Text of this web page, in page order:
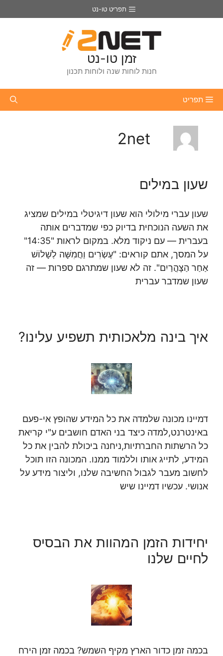
לתוכן
תפריט טו-נט
זמן טו-נט
חנות לוחות שנה ולוחות תכנון
תפריט
2net
שעון במילים
שעון עברי מילולי הוא שעון דיגיטלי במילים שמציג
את השעה הנוכחית בדיוק כפי שמדברים אותה
בעברית — עם ניקוד מלא. במקום לראות "14:35"
על המסך, אתם קוראים: "עֶשְׂרִים וַחֲמִשָּׁה לְשָׁלוֹשׁ
אַחַר הַצָּהֳרַיִם". זה לא שעון שמתרגם ספרות — זה
שעון שמדבר עברית
איך בינה מלאכותית תשפיע עלינו?
דמיינו מכונה שלמדה את כל המידע שהופץ אי-פעם
באינטרנט,למדה כיצד בני האדם חושבים ע"י קריאת
כל הרשתות החברתיות,ניחנה ביכולת להבין את כל
המידע, לתייג אותו וללמוד ממנו. המכונה הזו תוכל
לחשוב מעבר לגבול החשיבה שלנו, וליצור מידע על
אנושי. עכשיו דמיינו שיש
יחידות הזמן המהוות את הבסיס
לחיים שלנו
בכמה זמן כדור הארץ מקיף השמש? בכמה זמן הירח